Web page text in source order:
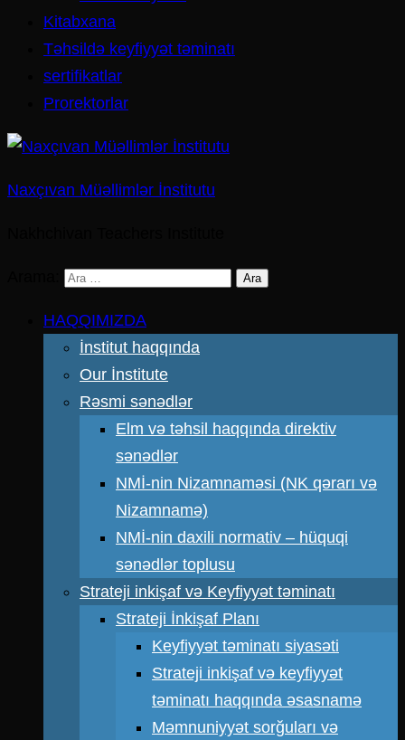
Kitabxana
Təhsildə keyfiyyət təminatı
sertifikatlar
Prorektorlar
Naxçıvan Müəllimlər İnstitutu
HAQQIMIZDA
İnstitut haqqında
Our İnstitute
Rəsmi sənədlər
Elm və təhsil haqqında direktiv
sənədlər
NMİ-nin Nizamnaməsi (NK qərarı və
Nizamnamə)
NMİ-nin daxili normativ – hüquqi
sənədlər toplusu
Strateji inkişaf və Keyfiyyət təminatı
Strateji İnkişaf Planı
Keyfiyyət təminatı siyasəti
Strateji inkişaf və keyfiyyət
təminatı haqqında əsasnamə
Məmnuniyyət sorğuları və